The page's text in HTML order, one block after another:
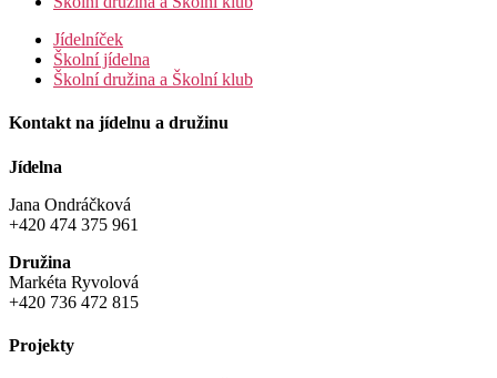
Jídelníček
Školní jídelna
Školní družina a Školní klub
Kontakt na jídelnu a družinu
Jídelna
Jana Ondráčková
+420 474 375 961
Družina
Markéta Ryvolová
+420 736 472 815
Projekty